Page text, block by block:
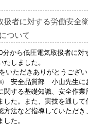
扱者に対する労働安全
ついて
から低圧電気取扱者に対
しました。
いただきありがとうござい
安全品質部 小山先生に
関する基礎知識、安全作
した。また、実技を通し
方法など指導していただき
た。